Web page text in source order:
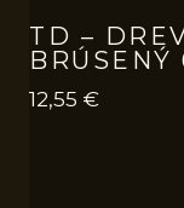
TD –
BRÚSENÝ
12,55 €